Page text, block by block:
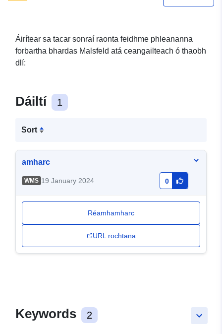
Áirítear sa tacar sonraí raonta feidhme phleananna
forbartha bhardas Malsfeld atá ceangailteach ó thaobh
dlí:
Dáiltí 1
Sort
amharc
WMS 19 January 2024 0
Réamhamharc
URL rochtana
keyboard_arrow_down
Keywords 2